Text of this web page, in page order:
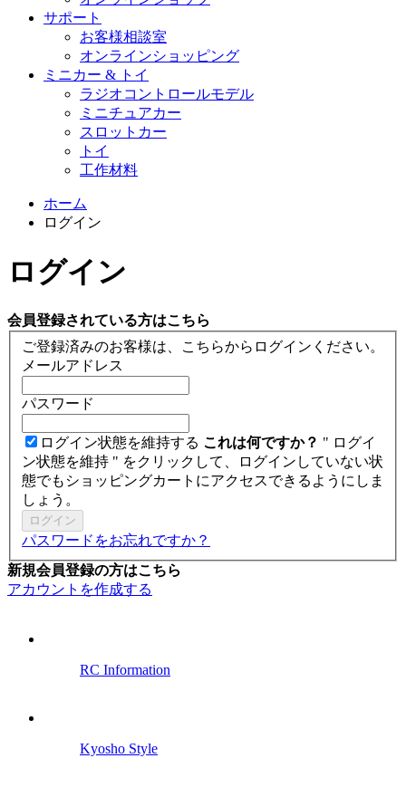
サポート
お客様相談室
オンラインショッピング
ミニカー & トイ
ラジオコントロールモデル
ミニチュアカー
スロットカー
トイ
工作材料
ホーム
ログイン
ログイン
会員登録されている方はこちら
ご登録済みのお客様は、こちらからログインください。
メールアドレス
パスワード
ログイン状態を維持する これは何ですか？ " ログイ
ン状態を維持 " をクリックして、ログインしていない状
態でもショッピングカートにアクセスできるようにしま
しょう。
ログイン
パスワードをお忘れですか？
新規会員登録の方はこちら
アカウントを作成する
RC Information
Kyosho Style